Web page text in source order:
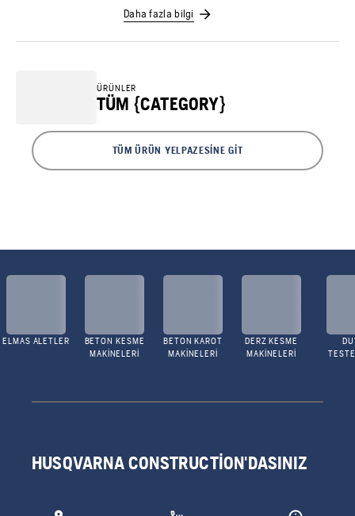
Daha fazla bilgi
ÜRÜNLER
TÜM {CATEGORY}
TÜM ÜRÜN YELPAZESINE GIT
ELMAS ALETLER
BETON KESME
MAKINELERI
BETON KAROT
MAKINELERI
DERZ KESME
MAKINELERI
HUSQVARNA CONSTRUCTION'DASINIZ